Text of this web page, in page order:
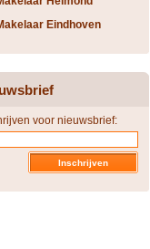
Eindhoven
voor nieuwsbrief: